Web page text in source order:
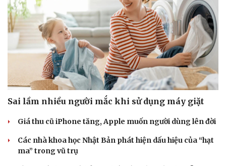
Sai lầm nhiều người mắc khi sử dụng máy giặt
Giá thu cũ iPhone tăng, Apple muốn người dùng lên đời
Các nhà khoa học Nhật Bản phát hiện dấu hiệu của “hạt
ma” trong vũ trụ